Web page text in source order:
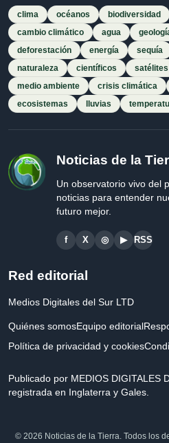
clima océanos biodiversidad
cambio climático
agua
deforestación
energía sequía
naturaleza
científicos satélites
medio ambiente
crisis climática
ecosistemas
lluvias
Noticias de la
Un observatorio vivo del
noticias para entender
futuro mejor.
f X ◎ ▶ RSS
Red editorial
Medios Digitales del Sur LTD
Quiénes somosEquipo editorial
Política de privacidad y cookies
Publicado por MEDIOS DIGITALES
registrada en Inglaterra y Gales.
© 2026 Noticias de la Tierra. Todos los